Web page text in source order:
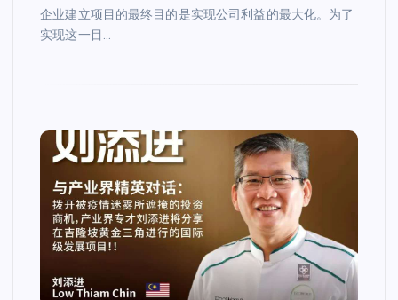
企业建立项目的最终目的是实现公司利益的最大化。为了
实现这一目…